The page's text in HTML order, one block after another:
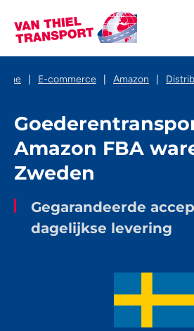
E-commerce Amazon
Amazon FBA
Zweden
Gegarandeerde
dagelijkse levering